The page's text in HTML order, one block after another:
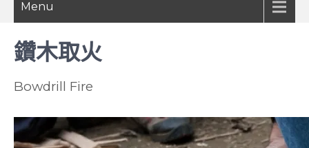
Menu
鑽木取火
Bowdrill Fire